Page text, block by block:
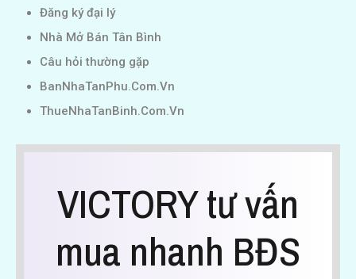
Đăng ký đại lý
Nhà Mở Bán Tân Bình
Câu hỏi thường gặp
BanNhaTanPhu.Com.Vn
ThueNhaTanBinh.Com.Vn
VICTORY tư vấn
mua nhanh BĐS